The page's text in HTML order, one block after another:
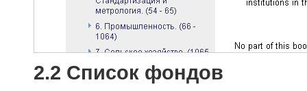
2.2 Список фондов